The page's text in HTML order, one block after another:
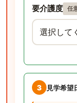
要介護度 任
3 見学希望